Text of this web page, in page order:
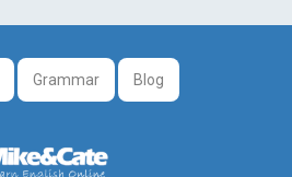
Grammar Blog